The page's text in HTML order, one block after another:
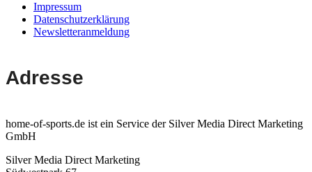
Impressum
Datenschutzerklärung
Newsletteranmeldung
Adresse
home-of-sports.de ist ein Service der Silver Media Direct Marketing
GmbH
Silver Media Direct Marketing